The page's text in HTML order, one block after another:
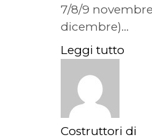
7/8/9
dicembre)...
Leggi tutto
Costruttori di